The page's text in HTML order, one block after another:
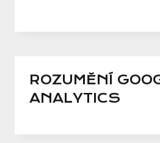
ROZUMĚNÍ
ANALYTICS